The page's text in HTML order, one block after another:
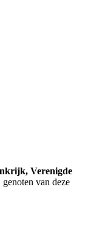
Verenigde
genoten van deze